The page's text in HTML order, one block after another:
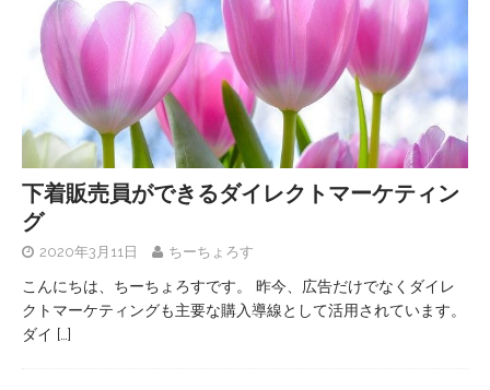
下着販売員ができるダイレクトマーケティン
グ
2020年3月11日 ちーちょろす
こんにちは、ちーちょろすです。 昨今、広告だけでなくダイレ
クトマーケティングも主要な購入導線として活用されています。
ダイ […]